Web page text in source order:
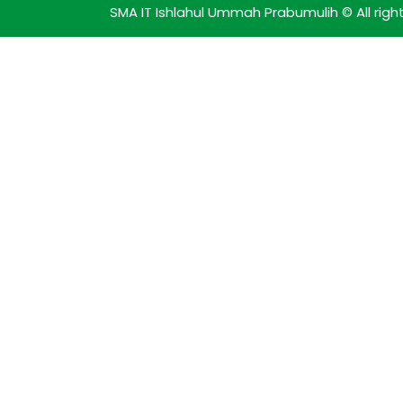
SMA IT Ishlahul Ummah Prabumulih © All